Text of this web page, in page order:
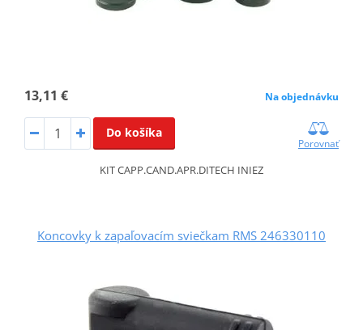
13,11 € Na objednávku
Do košíka
Porovnať
KIT CAPP.CAND.APR.DITECH INIEZ
Koncovky k zapaľovacím sviečkam RMS 246330110